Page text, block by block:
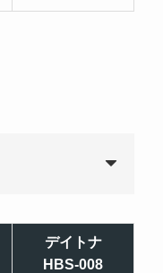
デイトナ
HBS-008